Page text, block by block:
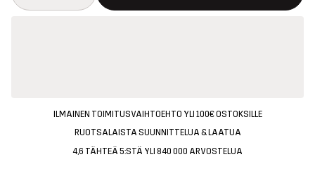
ILMAINEN TOIMITUSVAIHTOEHTO YLI 100€ OSTOKSILLE
RUOTSALAISTA SUUNNITTELUA & LAATUA
4,6 TÄHTEÄ 5:STÄ YLI 840 000 ARVOSTELUA